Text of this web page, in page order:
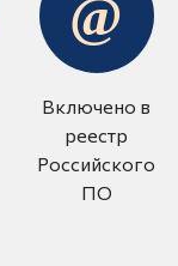
Включено в
реестр
Российского
ПО